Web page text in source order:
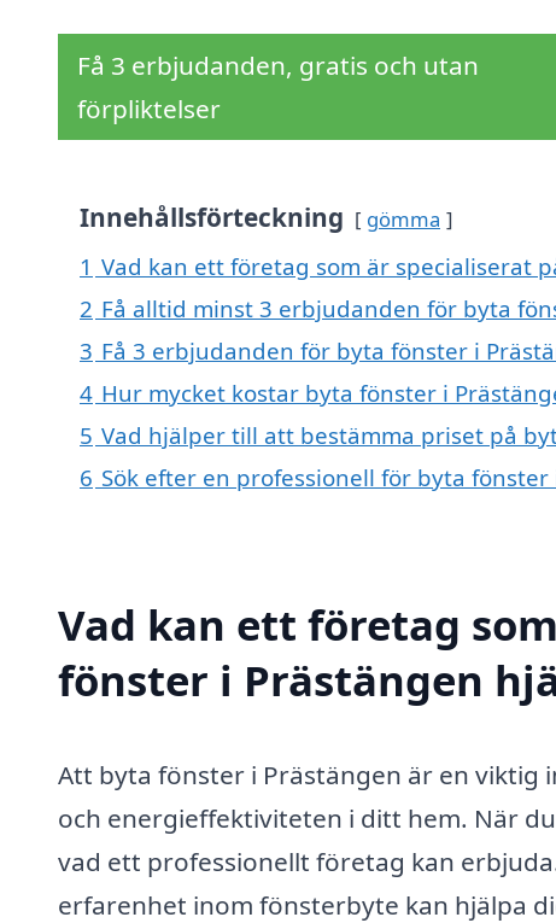
Få 3 erbjudanden, gratis och utan
förpliktelser
Innehållsförteckning gömma
1 Vad kan ett företag som är specialiserat
2 Få alltid minst 3 erbjudanden för byta
3 Få 3 erbjudanden för byta fönster i
4 Hur mycket kostar byta fönster i
5 Vad hjälper till att bestämma priset på
6 Sök efter en professionell för byta
Vad kan ett företag
fönster i Prästängen
Att byta fönster i Prästängen är en
och energieffektiviteten i ditt hem. När
vad ett professionellt företag kan
erfarenhet inom fönsterbyte kan hjälpa